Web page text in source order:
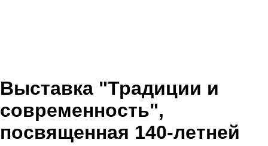
Выставка "Традиции и
современность",
посвященная 140-летней